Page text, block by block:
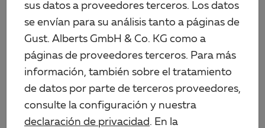
sus datos a proveedores terceros. Los datos
se envían para su análisis tanto a páginas de
Gust. Alberts GmbH & Co. KG como a
páginas de proveedores terceros. Para más
información, también sobre el tratamiento
de datos por parte de terceros proveedores,
consulte la configuración y nuestra
declaración de privacidad. En la